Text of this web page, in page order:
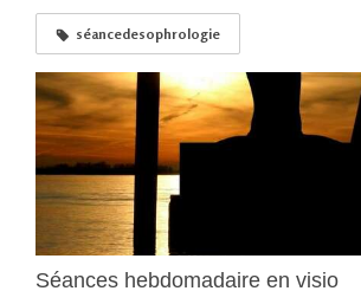
séancedesophrologie
Séances hebdomadaire en visio